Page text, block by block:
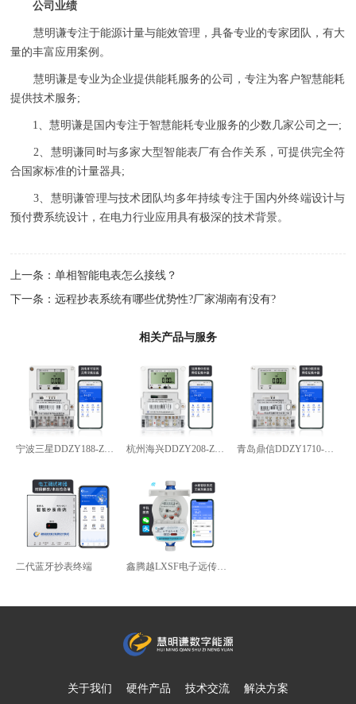
公司业绩
慧明谦专注于能源计量与能效管理，具备专业的专家团队，有大
量的丰富应用案例。
慧明谦是专业为企业提供能耗服务的公司，专注为客户智慧能耗
提供技术服务;
1、慧明谦是国内专注于智慧能耗专业服务的少数几家公司之一;
2、慧明谦同时与多家大型智能表厂有合作关系，可提供完全符
合国家标准的计量器具;
3、慧明谦管理与技术团队均多年持续专注于国内外终端设计与
预付费系统设计，在电力行业应用具有极深的技术背景。
上一条：单相智能电表怎么接线？
下一条：远程抄表系统有哪些优势性?厂家湖南有没有?
相关产品与服务
宁波三星DDZY188-Z型4G通讯智能电能表杭州海兴DDZY208-Z型RS485通讯智能电能表
青岛鼎信DDZY1710-Z型单
二代蓝牙抄表终端 鑫腾越LXSF电子远传智能水表
关于我们 硬件产品 技术交流 解决方案